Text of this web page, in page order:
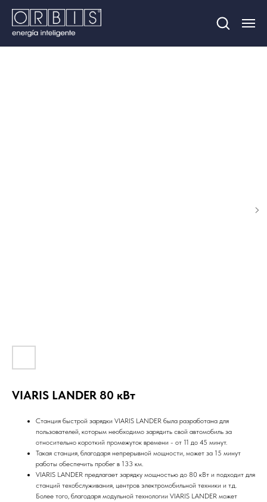
VIARIS LANDER 80 кВт
Станция быстрой зарядки VIARIS LANDER была разработана для
пользователей, которым необходимо зарядить свой автомобиль за
относительно короткий промежуток времени - от 11 до 45 минут.
Такая станция, благодаря непрерывной мощности, может за 15 минут
работы обеспечить пробег в 133 км.
VIARIS LANDER предлагает зарядку мощностью до 80 кВт и подходит для
станций техобслуживания, центров электромобильной техники и т.д.
Более того, благодаря модульной технологии VIARIS LANDER может